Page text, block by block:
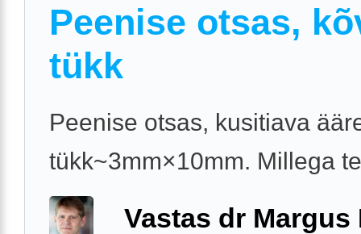
Peenise otsas,
tükk
Peenise otsas, kusitiava
tükk~3mm×10mm. Millega
Vastas dr Margus